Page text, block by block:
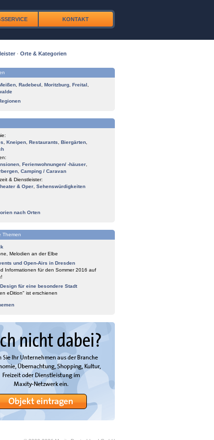
KONTAKT
· Orte & Kategorien
Radebeul Moritzburg Freital
Kneipen Restaurants Biergärten
Ferienwohnungen/ -häuser
Camping / Caravan
& Dienstleister:
& Oper Sehenswürdigkeiten
nach Orten
Themen
Melodien an der Elbe
und Open-Airs in Dresden
Informationen für den Sommer 2016 auf
für eine besondere Stadt
eDition" ist erschienen